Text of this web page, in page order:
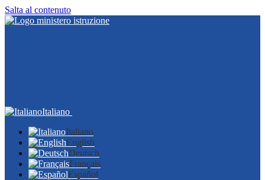
Salta al contenuto
Italiano
Italiano
English
Deutsch
Français
Español